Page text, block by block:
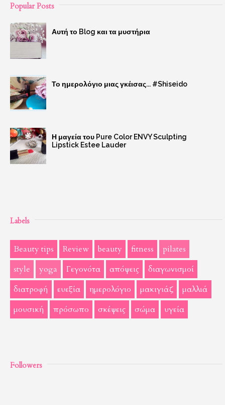
Popular Posts
Αυτή το Blog και τα μυστήρια
Το ημερολόγιο μιας γκέισας... #Shiseido
Η μαγεία του Pure Color ENVY Sculpting
Lipstick Estee Lauder
Labels
Beauty tips Review beauty fitness
pilates
style
yoga Γεγονότα απόψεις
διαγωνισμοί
διατροφή
ευεξία ημερολόγιο μακιγιάζ
μαλλιά
μουσική
πρόσωπο σκέψεις σώμα υγεία
Followers